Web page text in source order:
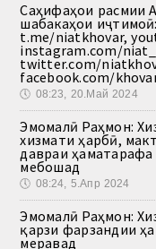
Саҳифаҳои расмии
шабакаҳои
t.me/niatkhovar,
instagram.com/
twitter.com/
facebook.com/
🕔 08:23, 20.Май 2024
Эмомалӣ Раҳмон:
хизмати ҳарбӣ,
давраи
мебошад
🕔 08:24, 5.Апр 2024
Эмомалӣ Раҳмон:
қарзи фарзандии
меравад